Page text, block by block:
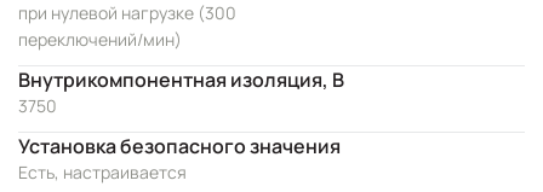
при нулевой нагрузке (300
переключений/мин)
Внутрикомпонентная изоляция, В
3750
Установка безопасного значения
Есть, настраивается